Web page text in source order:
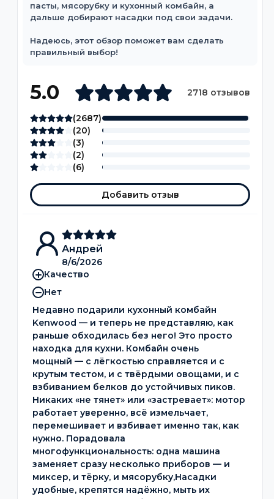
пасты, мясорубку и кухонный комбайн, а
дальше добирают насадки под свои задачи.
Надеюсь, этот обзор поможет вам сделать
правильный выбор!
5.0 2718 отзывов
(2687)
(20)
(3)
(2)
(6)
Добавить отзыв
Андрей
8/6/2026
Качество
Нет
Недавно подарили кухонный комбайн
Kenwood — и теперь не представляю, как
раньше обходилась без него! Это просто
находка для кухни. Комбайн очень
мощный — с лёгкостью справляется и с
крутым тестом, и с твёрдыми овощами, и с
взбиванием белков до устойчивых пиков.
Никаких «не тянет» или «застревает»: мотор
работает уверенно, всё измельчает,
перемешивает и взбивает именно так, как
нужно. Порадовала
многофункциональность: одна машина
заменяет сразу несколько приборов — и
миксер, и тёрку, и мясорубку,Насадки
удобные, крепятся надёжно, мыть их